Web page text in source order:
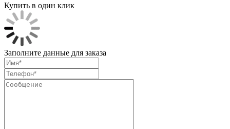
Купить в один клик
Заполните данные для заказа